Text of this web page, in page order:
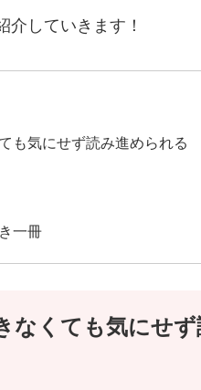
していきます！
も気にせず読み進められる
一冊
なくても気にせず